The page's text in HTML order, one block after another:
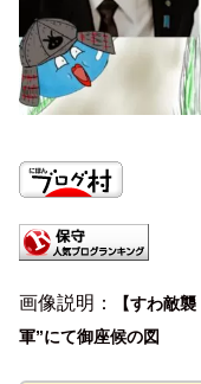
画像説明： 【すわ敵襲
軍”にて御座候の図